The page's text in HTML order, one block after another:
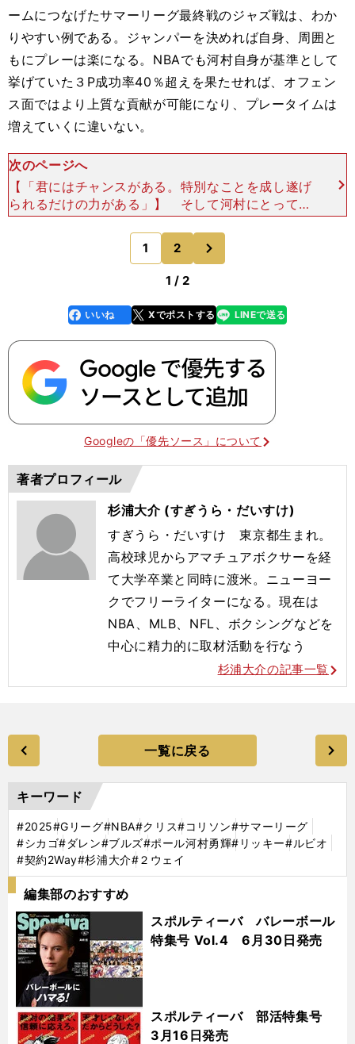
ームにつなげたサマーリーグ最終戦のジャズ戦は、わか
りやすい例である。ジャンパーを決めれば自身、周囲と
もにプレーは楽になる。NBAでも河村自身が基準として
挙げていた３P成功率40％超えを果たせれば、オフェン
ス面ではより上質な貢献が可能になり、プレータイムは
増えていくに違いない。
次のページへ
【「君にはチャンスがある。特別なことを成し遂げ
られるだけの力がある」】 そして河村にとって最
大のポイントは、常にディフェンスである。特にサ
イズ、フィジカルの強さともに世界最高のNBAで
プレーするので
1 2
1 / 2
faceboo
k
いいね Xでポストする
line LINEで送る
Googleの「優先ソース」について
著者プロフィール
杉浦大介 (すぎうら・だいすけ)
すぎうら・だいすけ 東京都生まれ。
高校球児からアマチュアボクサーを経
て大学卒業と同時に渡米。ニューヨー
クでフリーライターになる。現在は
NBA、MLB、NFL、ボクシングなどを
中心に精力的に取材活動を行なう
杉浦大介の記事一覧
一覧に戻る
キーワード
#2025#Gリーグ#NBA#クリス#コリソン#サマーリーグ
#シカゴ#ダレン#ブルズ#ポール河村勇輝#リッキー#ルビオ
#契約2Way#杉浦大介#２ウェイ
編集部のおすすめ
スポルティーバ バレーボール
特集号 Vol.4 6月30日発売
スポルティーバ 部活特集号
3月16日発売